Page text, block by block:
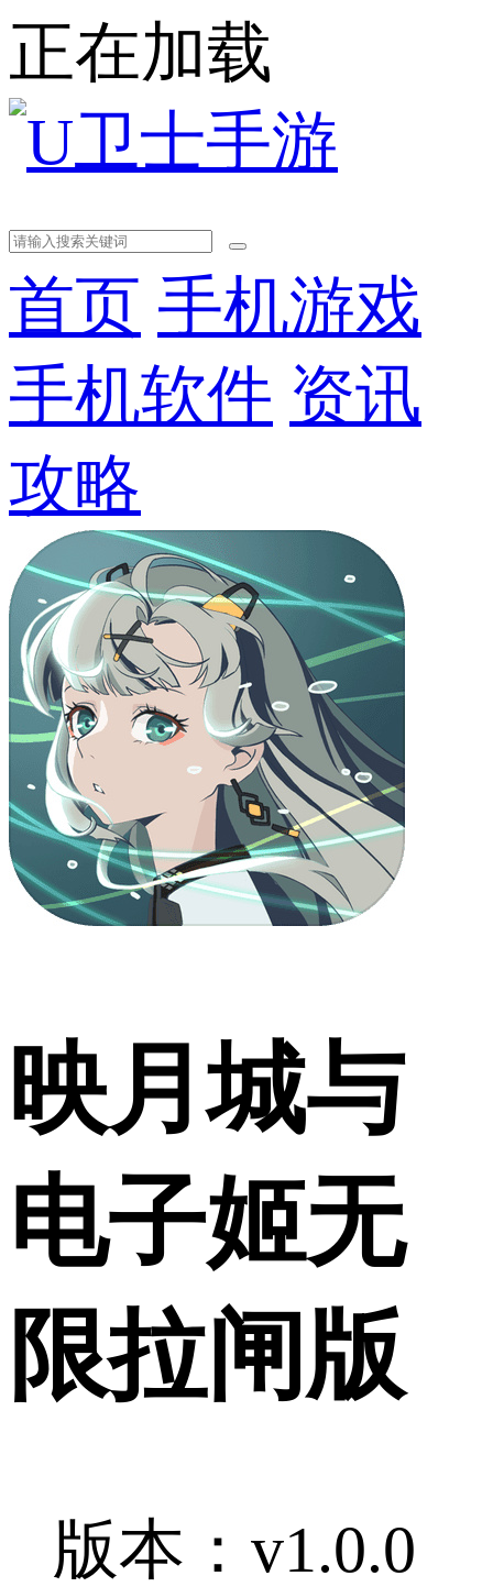
正在加载
首页 手机游戏
手机软件 资讯
攻略
映月城与
电子姬无
限拉闸版
版本：v1.0.0